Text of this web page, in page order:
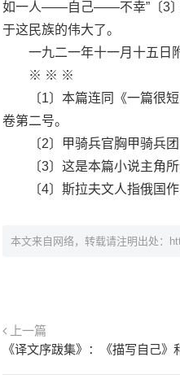
如一人——自己——不幸”〔3〕
于这民族的伟大了。
一九二一年十一月十五日附
※ ※ ※
〔1〕本篇连同《一篇很短
卷第二号。
〔2〕甲骑兵官胸甲骑兵团
〔3〕这是本篇小说主角所
〔4〕斯拉夫文人指俄国作
本文来自网络，转载请注明出处：
上一篇